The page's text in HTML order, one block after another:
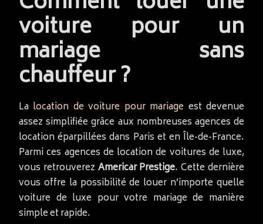
NOUS CONTACTER
voiture pour un
mariage sans
chauffeur ?
La location de voiture pour mariage est devenue
assez simplifiée grâce aux nombreuses agences de
location éparpillées dans Paris et en Île-de-France.
Parmi ces agences de location de voitures de luxe,
vous retrouverez Americar Prestige. Cette dernière
vous offre la possibilité de louer n’importe quelle
voiture de luxe pour votre mariage de manière
simple et rapide.